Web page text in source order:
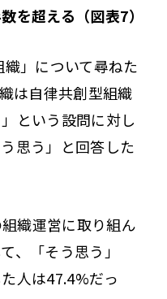
を超える（図表7）
織」について尋ねた
は自律共創型組織
という設問に対し
思う」と回答した
織運営に取り組ん
、「そう思う」
人は47.4%だっ